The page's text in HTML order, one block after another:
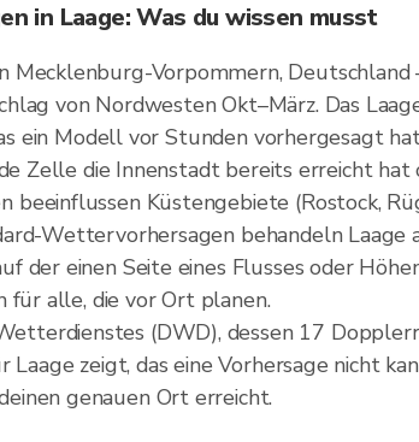
in Laage: Was du wissen musst
Mecklenburg-Vorpommern,
von Nordwesten Okt–März. Das
ein Modell vor Stunden vorhergesagt
Zelle die Innenstadt bereits erreicht
Küstengebiete (Rostock,
Wettervorhersagen behandeln Laage
der einen Seite eines Flusses oder
für alle, die vor Ort planen.
(DWD), dessen 17
zeigt, das eine Vorhersage nicht
genauen Ort erreicht.